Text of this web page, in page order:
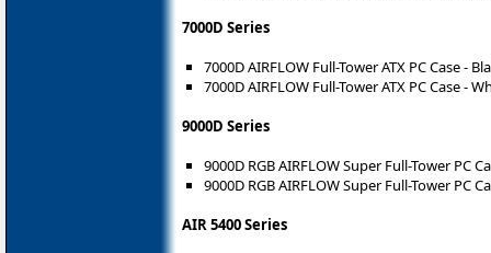
7000D Series
7000D AIRFLOW Full-Tower ATX PC Case -
7000D AIRFLOW Full-Tower ATX PC Case -
9000D Series
9000D RGB AIRFLOW Super Full-Tower PC
9000D RGB AIRFLOW Super Full-Tower PC
AIR 5400 Series